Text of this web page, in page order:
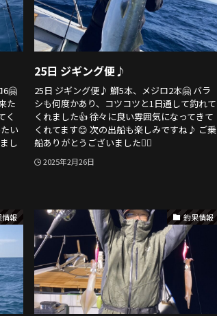
6🤗
た
く
い
し
25日 ジギング便♪
25日 ジギング便♪ 鰤5本、メジロ2本🤗 バラ
シも何度かあり、コツコツと1日通して釣れて
くれました👍 徐々に良い雰囲気になってきて
くれてます😊 次の出船も楽しみですね♪ ご乗
船ありがとうございました🙇‍♂️
2025年2月26日
情報 釣果情報